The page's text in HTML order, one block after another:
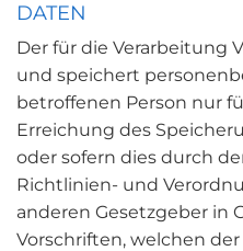
ATEN
Der für die Verarbeitung
und speichert
betroffenen Person nur
Erreichung des
oder sofern dies durch
Richtlinien- und
anderen Gesetzgeber in
Vorschriften, welchen